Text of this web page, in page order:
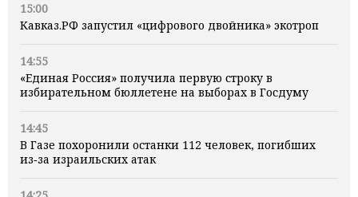
15:00
Кавказ.РФ запустил «цифрового двойника» экотроп
14:55
«Единая Россия» получила первую строку в
избирательном бюллетене на выборах в Госдуму
14:45
В Газе похоронили останки 112 человек, погибших
из‑за израильских атак